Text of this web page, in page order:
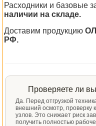
Расходники и базовые
наличии на складе.
Доставим продукцию
РФ.
Проверяете ли
Да. Перед отгрузкой
внешний осмотр, проверку
узлов. Это снижает риск
получить полностью